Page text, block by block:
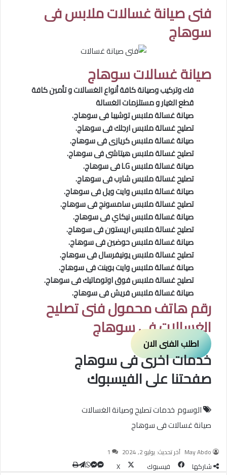
فنى صيانة غسالات ملابس فى
سوهاج
صيانة غسالات سوهاج
فك وتركيب وصيانة كافة أنواع الغسالات و تأمين كافة
قطع الغيار و مستلزمات الغسالة
صيانة غسالة ملابس توشيبا فى سوهاج.
تصليح غسالة ملابس ارجلك فى سوهاج.
صيانة غسالة ملابس كريازى فى سوهاج.
تصليحغسالة ملابس هيتاشى فى سوهاج.
صيانة غسالة ملابس LG فى سوهاج.
تصليحغسالة ملابس شارب فى سوهاج.
صيانة غسالة ملابس وايت ويل فى سوهاج.
تصليحغسالة ملابس سامسونج فى سوهاج.
صيانة غسالة ملابس نيكاي فى سوهاج.
تصليحغسالة ملابس اريستون فى سوهاج.
صيانة غسالة ملابس حوضين فى سوهاج.
تصليحغسالة ملابس يونيفرسال فى سوهاج.
صيانة غسالة ملابس وايت بوينت فى سوهاج.
تصليحغسالة ملابس فوق اوتوماتيك فى سوهاج.
صيانة غسالة ملابس فريش فى سوهاج.
رقم هاتف محمول فنى تصليح
الغسالات فى سوهاج
اطلب الفنى الان
خدمات اخرى فى سوهاج
صفحتنا على الفيسبوك
الوسوم خدمات تصليح وصيانة الغسالات
صيانة غسالات فى سوهاج
May Abdo آخر تحديث: يوليو 2, 2024 1
شاركها فيسبوك ‫X